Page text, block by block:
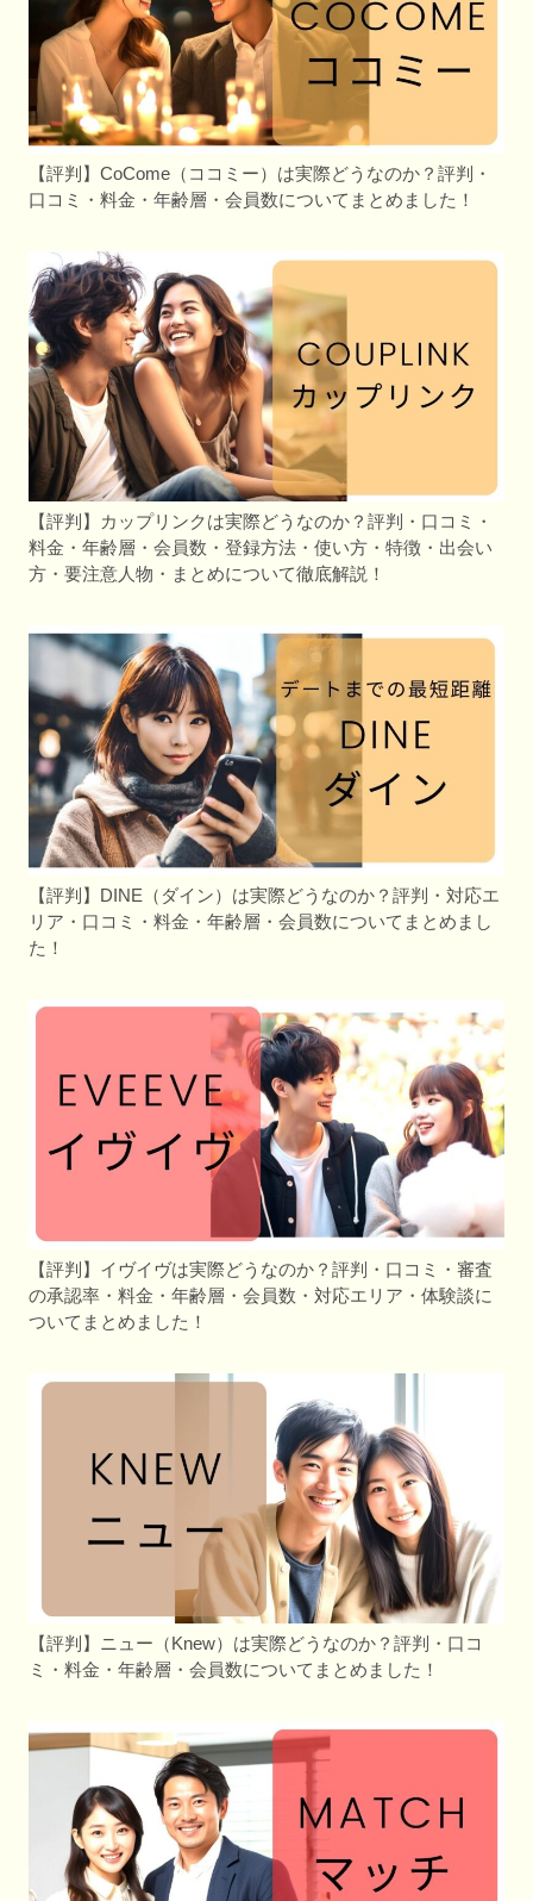
【評判】CoCome（ココミー）は実際どうなのか？評判・
口コミ・料金・年齢層・会員数についてまとめました！
【評判】カップリンクは実際どうなのか？評判・口コミ・
料金・年齢層・会員数・登録方法・使い方・特徴・出会い
方・要注意人物・まとめについて徹底解説！
【評判】DINE（ダイン）は実際どうなのか？評判・対応エ
リア・口コミ・料金・年齢層・会員数についてまとめまし
た！
【評判】イヴイヴは実際どうなのか？評判・口コミ・審査
の承認率・料金・年齢層・会員数・対応エリア・体験談に
ついてまとめました！
【評判】ニュー（Knew）は実際どうなのか？評判・口コ
ミ・料金・年齢層・会員数についてまとめました！